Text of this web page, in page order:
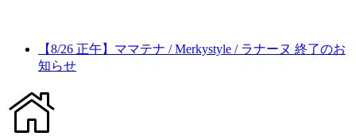
【8/26 正午】ママテナ / Merkystyle / ラナーヌ 終了のお
知らせ